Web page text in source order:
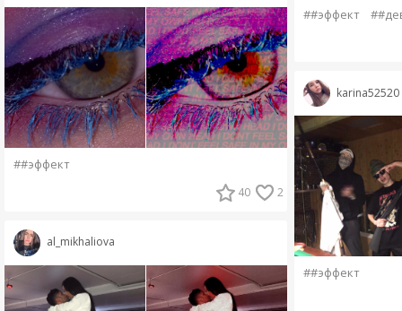
##эффект
40 2
al_mikhaliova
##эффект
karina52520
##эффект